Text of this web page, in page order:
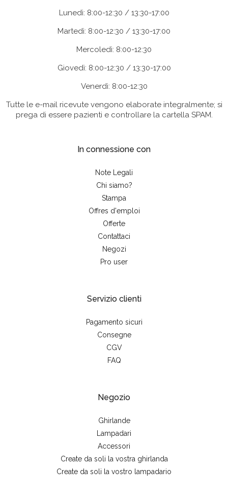
Lunedì: 8:00-12:30 / 13:30-17:00
Martedì: 8:00-12:30 / 13:30-17:00
Mercoledì: 8:00-12:30
Giovedì: 8:00-12:30 / 13:30-17:00
Venerdì: 8:00-12:30
Tutte le e-mail ricevute vengono elaborate integralmente; si
prega di essere pazienti e controllare la cartella SPAM.
In connessione con
Note Legali
Chi siamo?
Stampa
Offres d'emploi
Offerte
Contattaci
Negozi
Pro user
Servizio clienti
Pagamento sicuri
Consegne
CGV
FAQ
Negozio
Ghirlande
Lampadari
Accessori
Create da soli la vostra ghirlanda
Create da soli la vostro lampadario